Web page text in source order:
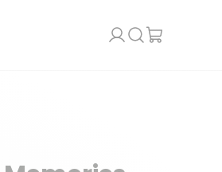
Recherche